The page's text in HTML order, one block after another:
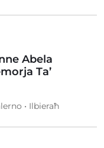
Abela
Ta’
• Ilbieraħ